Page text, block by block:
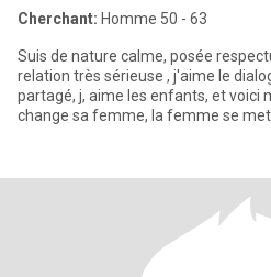
Cherchant: Homme 50 - 63
Suis de nature calme, posée
relation très sérieuse , j'aime le
partagé, j, aime les enfants, et voici mon C'est l'homme qui
change sa femme, la femme se